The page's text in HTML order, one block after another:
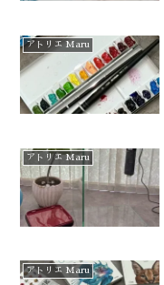
アトリエ Maru
アトリエ Maru
アトリエ Maru